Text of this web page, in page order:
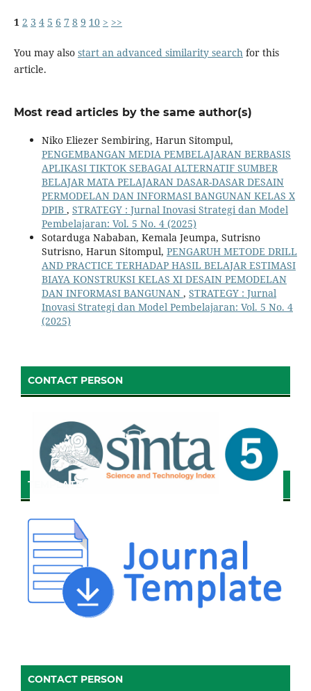
1 2 3 4 5 6 7 8 9 10 > >>
You may also start an advanced similarity searchfor this
article.
Most read articles by the same author(s)
Niko Eliezer Sembiring, Harun Sitompul,
PENGEMBANGAN MEDIA PEMBELAJARAN BERBASIS
APLIKASI TIKTOK SEBAGAI ALTERNATIF SUMBER
BELAJAR MATA PELAJARAN DASAR-DASAR DESAIN
PERMODELAN DAN INFORMASI BANGUNAN KELAS X
DPIB , STRATEGY : Jurnal Inovasi Strategi dan Model
Pembelajaran: Vol. 5 No. 4 (2025)
Sotarduga Nababan, Kemala Jeumpa, Sutrisno
Sutrisno, Harun Sitompul, PENGARUH METODE DRILL
AND PRACTICE TERHADAP HASIL BELAJAR ESTIMASI
BIAYA KONSTRUKSI KELAS XI DESAIN PEMODELAN
DAN INFORMASI BANGUNAN , STRATEGY : Jurnal
Inovasi Strategi dan Model Pembelajaran: Vol. 5 No. 4
(2025)
CONTACT PERSON
TEMPLATE
CONTACT PERSON